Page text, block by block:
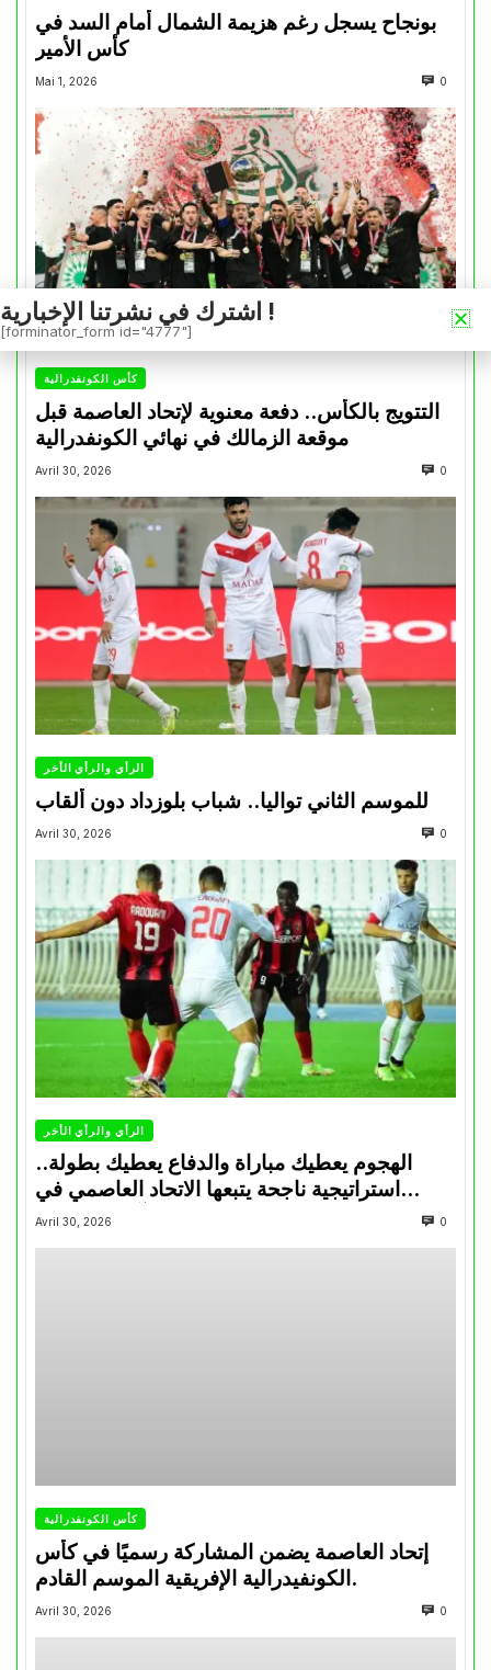
بونجاح يسجل رغم هزيمة الشمال أمام السد في
كأس الأمير
Mai 1, 2026 0
كأس الكونفدرالية
التتويج بالكأس.. دفعة معنوية لإتحاد العاصمة قبل
موقعة الزمالك في نهائي الكونفدرالية
Avril 30, 2026 0
الرأي والرأي الأخر
للموسم الثاني تواليا.. شباب بلوزداد دون ألقاب
Avril 30, 2026 0
الرأي والرأي الأخر
الهجوم يعطيك مباراة والدفاع يعطيك بطولة..
استراتيجية ناجحة يتبعها الاتحاد العاصمي في
تتويجاته آخر السنوات
Avril 30, 2026 0
كأس الكونفدرالية
إتحاد العاصمة يضمن المشاركة رسميًا في كأس
الكونفيدرالية الإفريقية الموسم القادم.
Avril 30, 2026 0
اشترك في نشرتنا الإخبارية !
[forminator_form id="4777"]